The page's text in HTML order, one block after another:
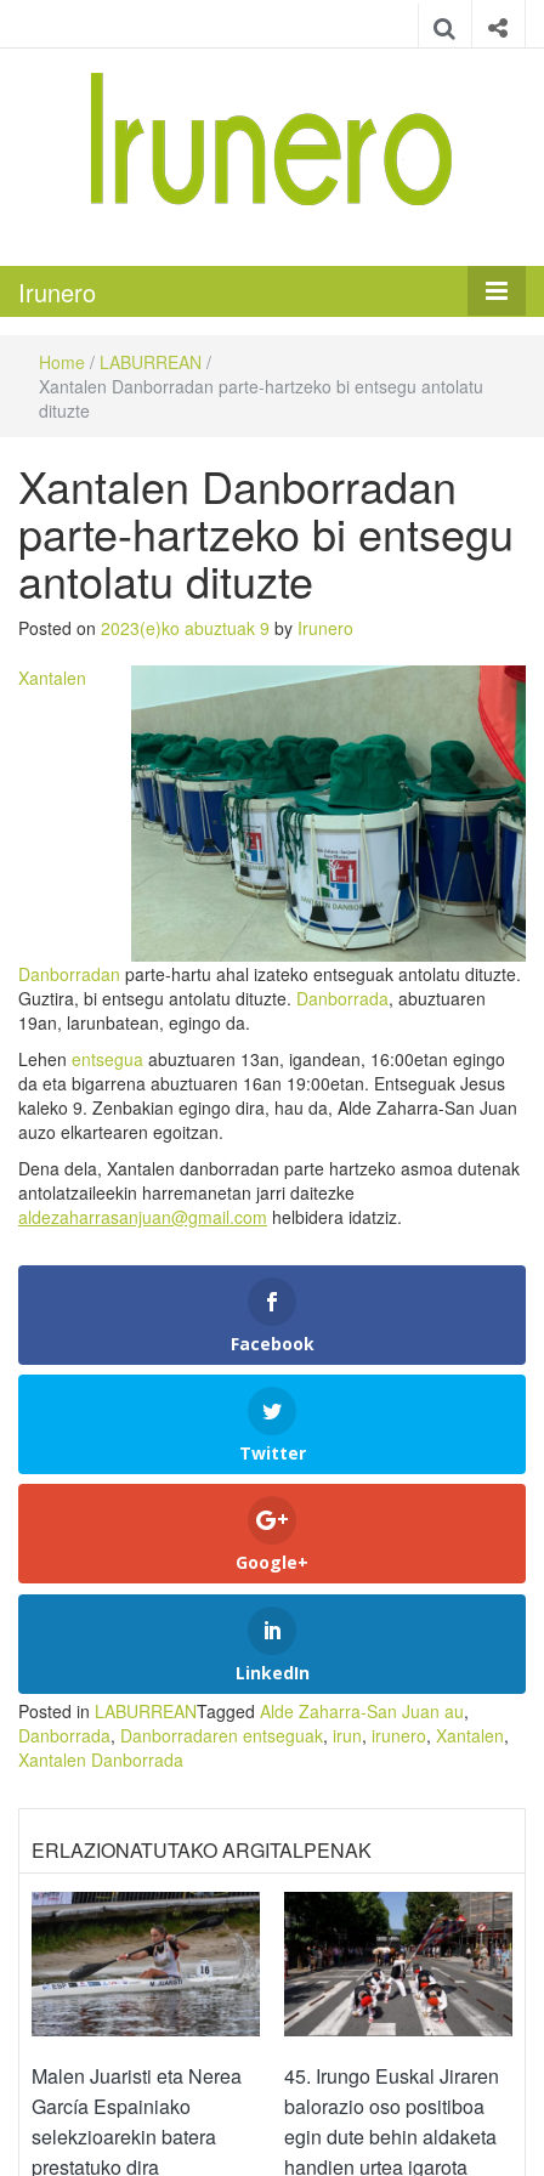
Irunero
Home / LABURREAN /
Xantalen Danborradan parte-hartzeko bi entsegu antolatu
dituzte
Xantalen Danborradan
parte-hartzeko bi entsegu
antolatu dituzte
Posted on 2023(e)ko abuztuak 9 by Irunero
Xantalen
Danborradan parte-hartu ahal izateko entseguak antolatu dituzte.
Guztira, bi entsegu antolatu dituzte. Danborrada, abuztuaren
19an, larunbatean, egingo da.
Lehen entsegua abuztuaren 13an, igandean, 16:00etan egingo
da eta bigarrena abuztuaren 16an 19:00etan. Entseguak Jesus
kaleko 9. Zenbakian egingo dira, hau da, Alde Zaharra-San Juan
auzo elkartearen egoitzan.
Dena dela, Xantalen danborradan parte hartzeko asmoa dutenak
antolatzaileekin harremanetan jarri daitezke
aldezaharrasanjuan@gmail.com helbidera idatziz.
Facebook
Twitter
Google+
LinkedIn
Posted in LABURREANTagged Alde Zaharra-San Juan au,
Danborrada, Danborradaren entseguak, irun, irunero, Xantalen,
Xantalen Danborrada
ERLAZIONATUTAKO ARGITALPENAK
Malen Juaristi eta Nerea
García Espainiako
selekzioarekin batera
prestatuko dira
45. Irungo Euskal Jiraren
balorazio oso positiboa
egin dute behin aldaketa
handien urtea igarota